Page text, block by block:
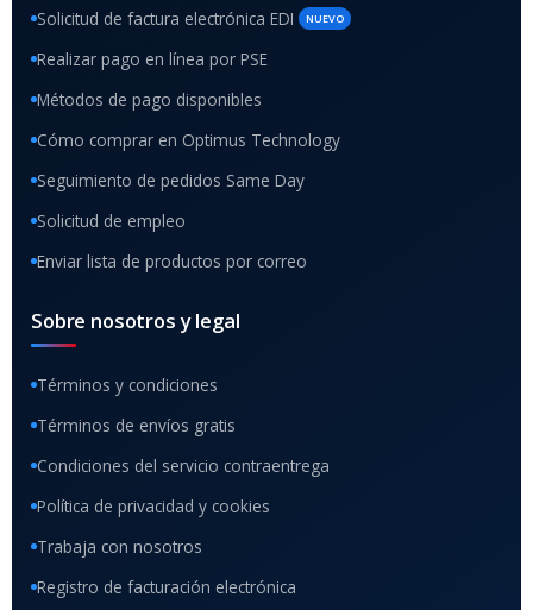
Solicitud de factura electrónica EDI NUEVO
Realizar pago en línea por PSE
Métodos de pago disponibles
Cómo comprar en Optimus Technology
Seguimiento de pedidos Same Day
Solicitud de empleo
Enviar lista de productos por correo
Sobre nosotros y legal
Términos y condiciones
Términos de envíos gratis
Condiciones del servicio contraentrega
Política de privacidad y cookies
Trabaja con nosotros
Registro de facturación electrónica